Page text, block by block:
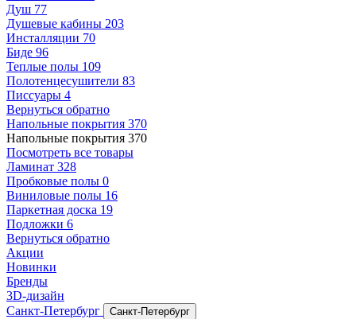
Душ 77
Душевые кабины 203
Инсталляции 70
Биде 96
Теплые полы 109
Полотенцесушители 83
Писсуары 4
Вернуться обратно
Напольные покрытия 370
Напольные покрытия 370
Посмотреть все товары
Ламинат 328
Пробковые полы 0
Виниловые полы 16
Паркетная доска 19
Подложки 6
Вернуться обратно
Акции
Новинки
Бренды
3D-дизайн
Санкт-Петербург
Санкт-Петербург